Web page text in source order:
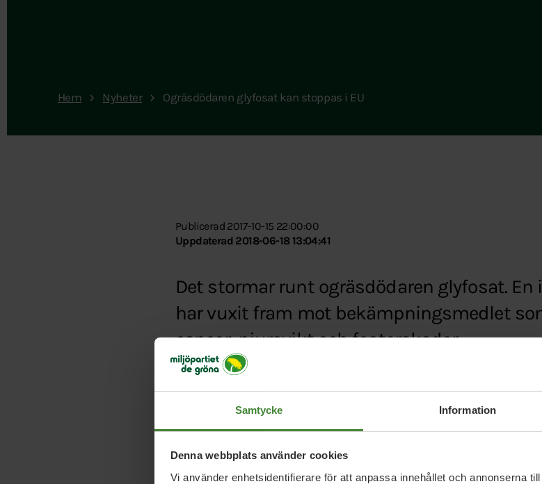
Samtycke Information
Denna webbplats använder cookies
Vi använder enhetsidentifierare för att anpassa innehållet och annonserna
Hem Nyheter Ogräsdödaren glyfosat kan stoppas i EU
Publicerad 2017-10-15 22:00:00
Uppdaterad 2018-06-18 13:04:41
Det stormar runt ogräsdödaren glyfosat.
har vuxit fram mot bekämpningsmedlet
cancer, njursvikt och fosterskador.